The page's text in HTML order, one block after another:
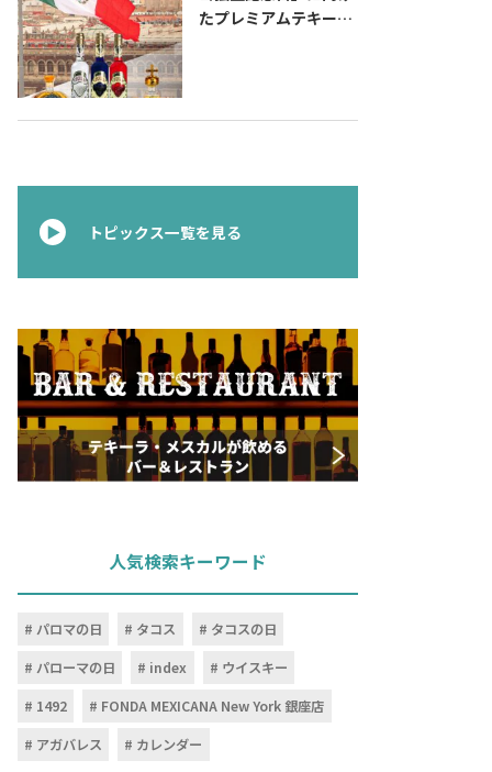
たプレミアムテキーラ
トピックス一覧を見る
人気検索キーワード
パロマの日 タコス
タコスの日
パローマの日
index
ウイスキー
1492
FONDA MEXICANA New York 銀座店
アガバレス
カレンダー